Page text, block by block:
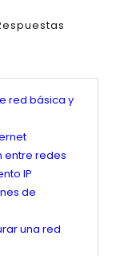
red básica y
entre redes
IP
de
una red